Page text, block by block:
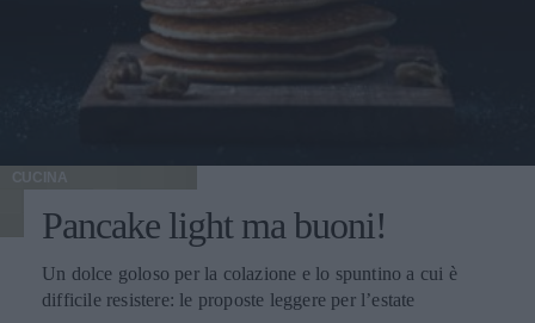
CUCINA
Pancake light ma buoni!
Un dolce goloso per la colazione e lo spuntino a cui è
difficile resistere: le proposte leggere per l’estate